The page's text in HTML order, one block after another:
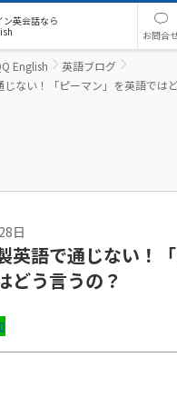
ン英会話なら
お問合
English
英語ブログ
ない！「ピーマン」を英語では
日
英語で通じない！
どう言うの？